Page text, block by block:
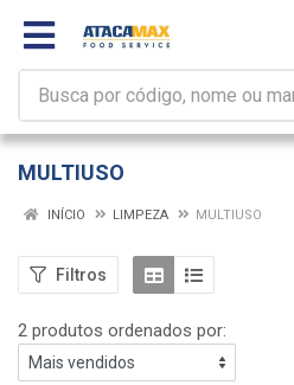
MULTIUSO
INÍCIO LIMPEZA MULTIUSO
Filtros
2 produtos ordenados por: